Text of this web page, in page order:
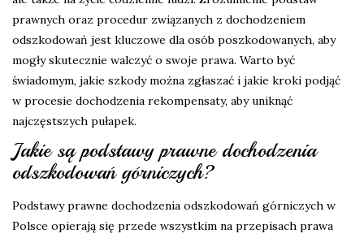
prawnych oraz procedur związanych z dochodzeniem
odszkodowań jest kluczowe dla osób poszkodowanych, aby
mogły skutecznie walczyć o swoje prawa. Warto być
świadomym, jakie szkody można zgłaszać i jakie kroki podjąć
w procesie dochodzenia rekompensaty, aby uniknąć
najczęstszych pułapek.
Jakie są podstawy prawne dochodzenia
odszkodowań górniczych?
Podstawy prawne dochodzenia odszkodowań górniczych w
Polsce opierają się przede wszystkim na przepisach prawa